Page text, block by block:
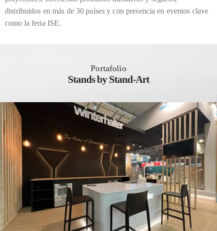
distribuidos en más de 30 países y con presencia en eventos clave
como la feria ISE.
Portafolio
Stands by Stand-Art